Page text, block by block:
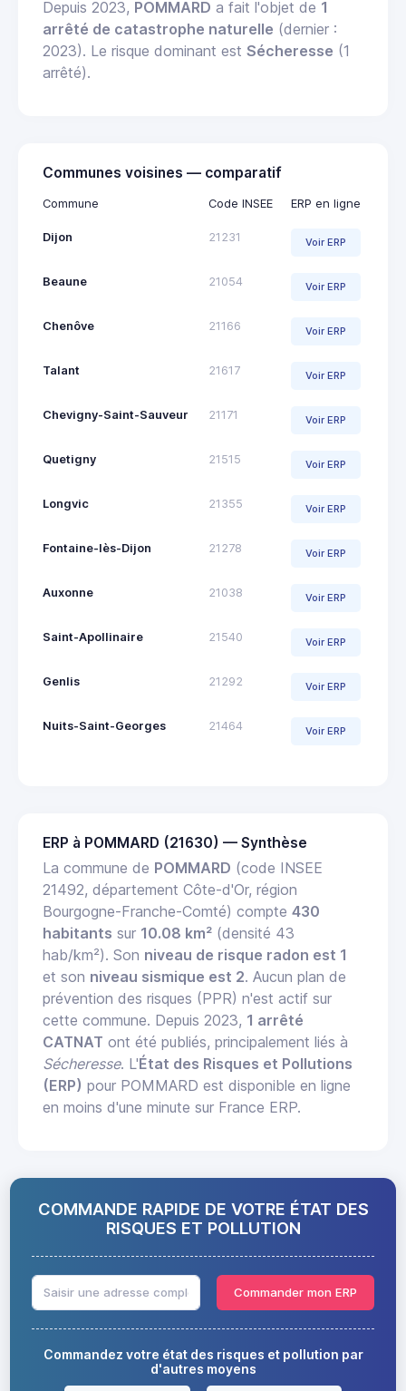
Depuis 2023, POMMARD a fait l'objet de 1
arrêté de catastrophe naturelle (dernier :
2023). Le risque dominant est Sécheresse (1
arrêté).
Communes voisines — comparatif
Commune Code INSEE ERP en ligne
Dijon 21231 Voir ERP
Beaune 21054 Voir ERP
Chenôve 21166 Voir ERP
Talant 21617 Voir ERP
Chevigny-Saint-Sauveur 21171 Voir ERP
Quetigny 21515 Voir ERP
Longvic 21355 Voir ERP
Fontaine-lès-Dijon 21278 Voir ERP
Auxonne 21038 Voir ERP
Saint-Apollinaire 21540 Voir ERP
Genlis 21292 Voir ERP
Nuits-Saint-Georges 21464 Voir ERP
ERP à POMMARD (21630) — Synthèse
La commune de POMMARD (code INSEE
21492, département Côte-d'Or, région
Bourgogne-Franche-Comté) compte 430
habitants sur 10.08 km² (densité 43
hab/km²). Son niveau de risque radon est 1
et son niveau sismique est 2. Aucun plan de
prévention des risques (PPR) n'est actif sur
cette commune. Depuis 2023, 1 arrêté
CATNAT ont été publiés, principalement liés à
Sécheresse. L'État des Risques et Pollutions
(ERP) pour POMMARD est disponible en ligne
en moins d'une minute sur France ERP.
COMMANDE RAPIDE DE VOTRE ÉTAT DES
RISQUES ET POLLUTION
Commander mon ERP
Commandez votre état des risques et pollution par
d'autres moyens